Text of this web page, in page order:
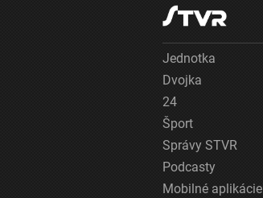
Jednotka
Dvojka
24
Šport
Správy STVR
Podcasty
Mobilné aplikácie